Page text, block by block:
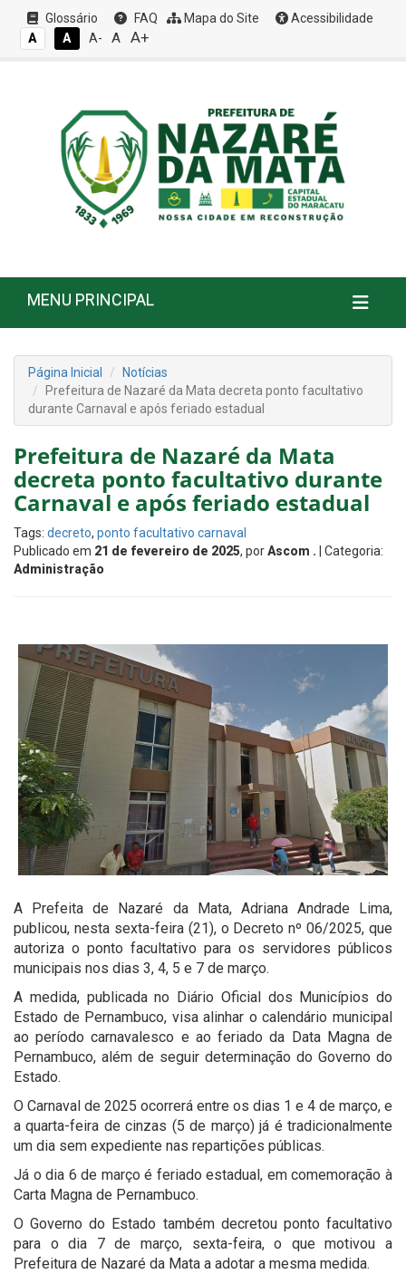
Glossário FAQ Mapa do Site
Acessibilidade
A
A A- A A+
MENU PRINCIPAL
Página Inicial
Notícias
Prefeitura de Nazaré da Mata decreta ponto facultativo
durante Carnaval e após feriado estadual
Prefeitura de Nazaré da Mata
decreta ponto facultativo durante
Carnaval e após feriado estadual
Tags: decreto, ponto facultativo carnaval
Publicado em 21 de fevereiro de 2025, porAscom . | Categoria:
Administração
A Prefeita de Nazaré da Mata, Adriana Andrade Lima,
publicou, nesta sexta-feira (21), o Decreto nº 06/2025, que
autoriza o ponto facultativo para os servidores públicos
municipais nos dias 3, 4, 5 e 7 de março.
A medida, publicada no Diário Oficial dos Municípios do
Estado de Pernambuco, visa alinhar o calendário municipal
ao período carnavalesco e ao feriado da Data Magna de
Pernambuco, além de seguir determinação do Governo do
Estado.
O Carnaval de 2025 ocorrerá entre os dias 1 e 4 de março, e
a quarta-feira de cinzas (5 de março) já é tradicionalmente
um dia sem expediente nas repartições públicas.
Já o dia 6 de março é feriado estadual, em comemoração à
Carta Magna de Pernambuco.
O Governo do Estado também decretou ponto facultativo
para o dia 7 de março, sexta-feira, o que motivou a
Prefeitura de Nazaré da Mata a adotar a mesma medida.